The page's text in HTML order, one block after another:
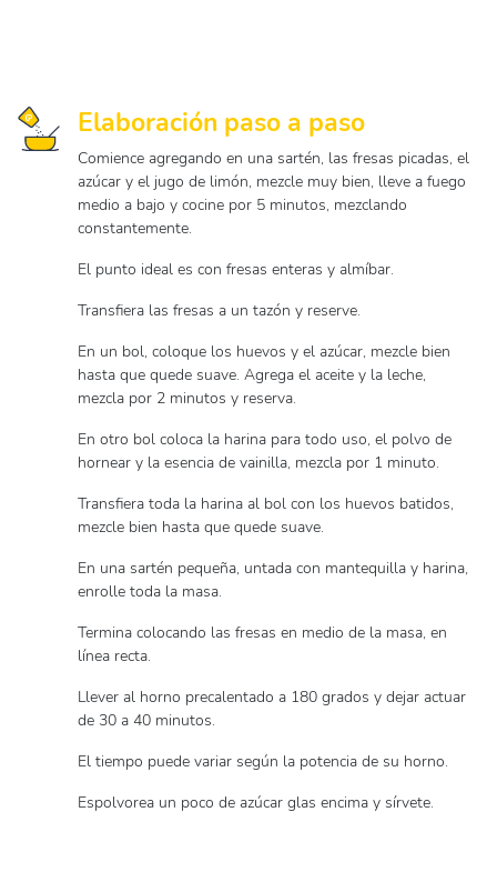
Elaboración paso a paso
Comience agregando en una sartén, las fresas picadas, el
azúcar y el jugo de limón, mezcle muy bien, lleve a fuego
medio a bajo y cocine por 5 minutos, mezclando
constantemente.
El punto ideal es con fresas enteras y almíbar.
Transfiera las fresas a un tazón y reserve.
En un bol, coloque los huevos y el azúcar, mezcle bien
hasta que quede suave. Agrega el aceite y la leche,
mezcla por 2 minutos y reserva.
En otro bol coloca la harina para todo uso, el polvo de
hornear y la esencia de vainilla, mezcla por 1 minuto.
Transfiera toda la harina al bol con los huevos batidos,
mezcle bien hasta que quede suave.
En una sartén pequeña, untada con mantequilla y harina,
enrolle toda la masa.
Termina colocando las fresas en medio de la masa, en
línea recta.
Llever al horno precalentado a 180 grados y dejar actuar
de 30 a 40 minutos.
El tiempo puede variar según la potencia de su horno.
Espolvorea un poco de azúcar glas encima y sírvete.